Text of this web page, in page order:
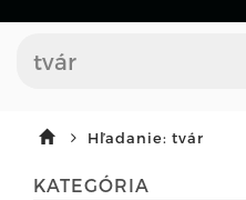
Hľadanie: tvár
KATEGÓRIA